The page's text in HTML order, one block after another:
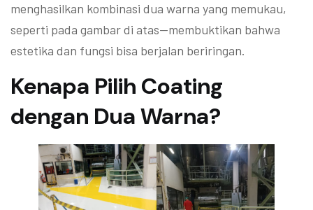
menghasilkan kombinasi dua warna yang memukau,
seperti pada gambar di atas—membuktikan bahwa
estetika dan fungsi bisa berjalan beriringan.
Kenapa Pilih Coating
dengan Dua Warna?